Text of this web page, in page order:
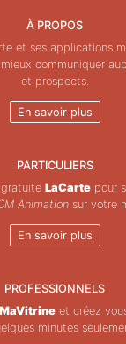
À PROPOS
et ses applications
communiquer
et prospects.
En savoir plus
PARTICULIERS
LaCartepour
Animation sur votre
En savoir plus
PROFESSIONNELS
MaVitrineet créez
minutes